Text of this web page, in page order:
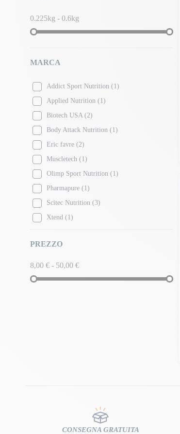
0.225kg - 0.6kg
MARCA
Addict Sport Nutrition (1)
Applied Nutrition (1)
Biotech USA (2)
Body Attack Nutrition (1)
Eric favre (2)
Muscletech (1)
Olimp Sport Nutrition (1)
Pharmapure (1)
Scitec Nutrition (3)
Xtend (1)
PREZZO
8,00 € - 50,00 €
CONSEGNA GRATUITA